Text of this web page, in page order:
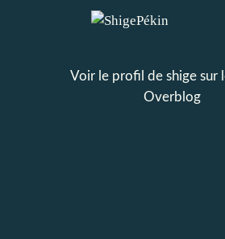
Voir le profil de shige sur
Overblog